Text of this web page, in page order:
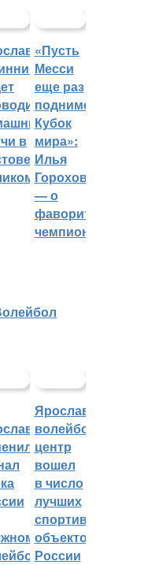
в
«Пусть
Месси
еще раз
поднимет
Кубок
мира»:
Илья
Горохов
— о
фаворитах
чемпионата
Ярославский
волейбольный
центр
вошел
в число
лучших
спортивных
объектов
России